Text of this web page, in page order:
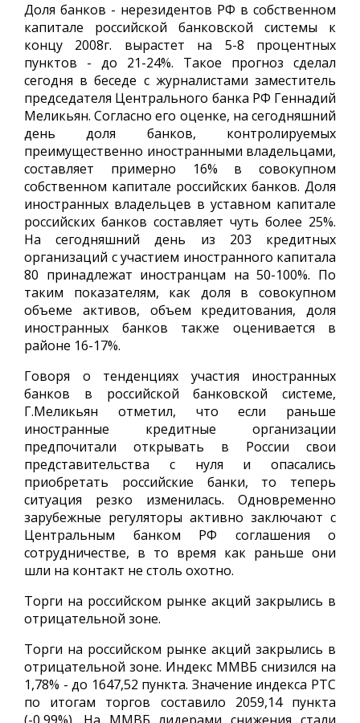
Доля банков - нерезидентов РФ в собственном
капитале российской банковской системы к
концу 2008г. вырастет на 5-8 процентных
пунктов - до 21-24%. Такое прогноз сделал
сегодня в беседе с журналистами заместитель
председателя Центрального банка РФ Геннадий
Меликьян. Согласно его оценке, на сегодняшний
день доля банков, контролируемых
преимущественно иностранными владельцами,
составляет примерно 16% в совокупном
собственном капитале российских банков. Доля
иностранных владельцев в уставном капитале
российских банков составляет чуть более 25%.
На сегодняшний день из 203 кредитных
организаций с участием иностранного капитала
80 принадлежат иностранцам на 50-100%. По
таким показателям, как доля в совокупном
объеме активов, объем кредитования, доля
иностранных банков также оценивается в
районе 16-17%.
Говоря о тенденциях участия иностранных
банков в российской банковской системе,
Г.Меликьян отметил, что если раньше
иностранные кредитные организации
предпочитали открывать в России свои
представительства с нуля и опасались
приобретать российские банки, то теперь
ситуация резко изменилась. Одновременно
зарубежные регуляторы активно заключают с
Центральным банком РФ соглашения о
сотрудничестве, в то время как раньше они
шли на контакт не столь охотно.
Торги на российском рынке акций закрылись в
отрицательной зоне.
Торги на российском рынке акций закрылись в
отрицательной зоне. Индекс ММВБ снизился на
1,78% - до 1647,52 пункта. Значение индекса РТС
по итогам торгов составило 2059,14 пункта